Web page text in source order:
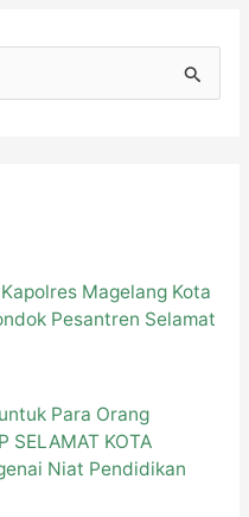
Magelang Kota
Pesantren Selamat
Para Orang
SELAMAT KOTA
Niat Pendidikan